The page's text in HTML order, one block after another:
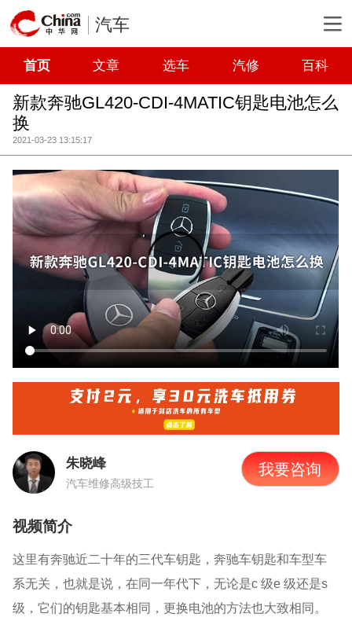
汽车
首页 文章 选车 汽修 百科
新款奔驰GL420-CDI-4MATIC钥匙电池怎么
换
2021-03-23 13:15:17
朱晓峰
汽车维修高级技工
我要咨询
视频简介
这里有奔驰近二十年的三代车钥匙，奔驰车钥匙和车型车
系无关，也就是说，在同一年代下，无论是c级e级还是s
级，它们的钥匙基本相同，更换电池的方法也大致相同。